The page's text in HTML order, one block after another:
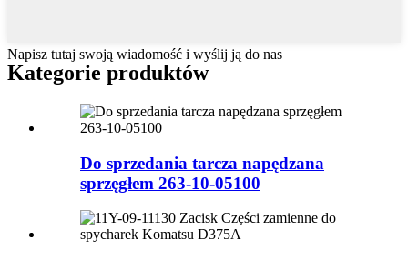
Napisz tutaj swoją wiadomość i wyślij ją do nas
Kategorie produktów
Do sprzedania tarcza napędzana
sprzęgłem 263-10-05100